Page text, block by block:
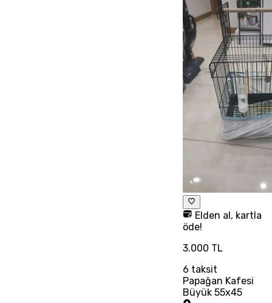
Elden al, kartla
öde!
3.000 TL
6 taksit
Papağan Kafesi
Büyük 55x45